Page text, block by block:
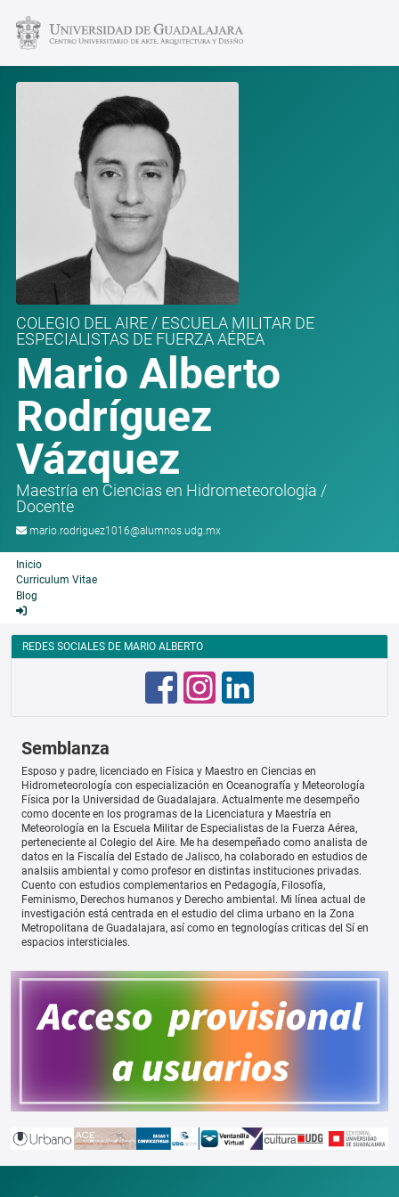
COLEGIO DEL AIRE / ESCUELA MILITAR DE
ESPECIALISTAS DE FUERZA AÉREA
Mario Alberto
Rodríguez
Vázquez
Maestría en Ciencias en Hidrometeorología /
Docente
mario.rodriguez1016@alumnos.udg.mx
Inicio
Curriculum Vitae
Blog
REDES SOCIALES DE MARIO ALBERTO
Semblanza
Esposo y padre, licenciado en Física y Maestro en Ciencias en
Hidrometeorología con especialización en Oceanografía y Meteorología
Física por la Universidad de Guadalajara. Actualmente me desempeño
como docente en los programas de la Licenciatura y Maestría en
Meteorología en la Escuela Militar de Especialistas de la Fuerza Aérea,
perteneciente al Colegio del Aire. Me ha desempeñado como analista de
datos en la Fiscalía del Estado de Jalisco, ha colaborado en estudios de
analsiis ambiental y como profesor en distintas instituciones privadas.
Cuento con estudios complementarios en Pedagogía, Filosofía,
Feminismo, Derechos humanos y Derecho ambiental. Mi línea actual de
investigación está centrada en el estudio del clima urbano en la Zona
Metropolitana de Guadalajara, así como en tegnologías criticas del Sí en
espacios intersticiales.